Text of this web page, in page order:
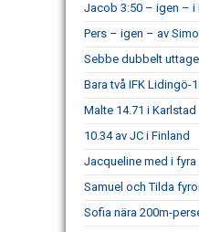
Jacob 3:50 – igen – i
Pers – igen – av
Sebbe dubbelt
Bara två IFK Lidingö-
Malte 14.71 i Karlstad
10.34 av JC i Finland
Jacqueline med i
Samuel och Tilda
Sofia nära 200m-